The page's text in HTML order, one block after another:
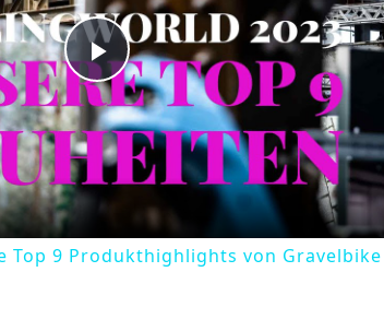
Play
Video
Top 9 Produkthighlights von